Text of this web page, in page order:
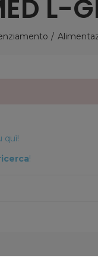
L-
quì!
!